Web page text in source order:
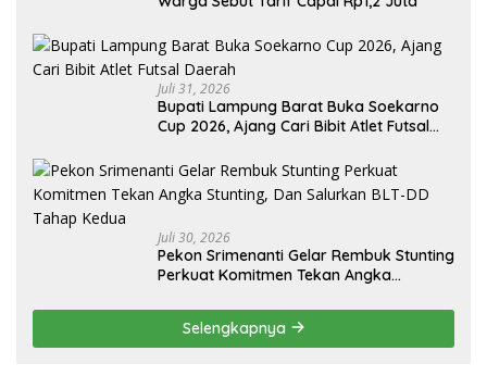
Juli 31, 2026
Bupati Lampung Barat Buka Soekarno
Cup 2026, Ajang Cari Bibit Atlet Futsal
Juli 30, 2026
Pekon Srimenanti Gelar Rembuk Stunting
Perkuat Komitmen Tekan Angka
Kedua
Selengkapnya